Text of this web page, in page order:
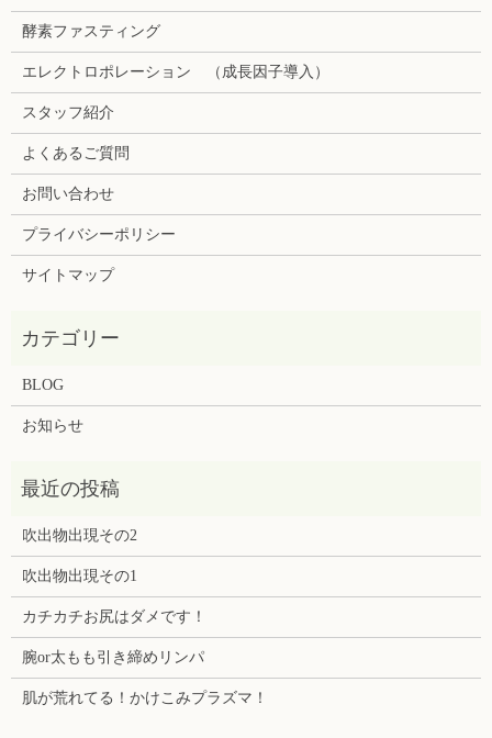
酵素ファスティング
エレクトロポレーション （成長因子導入）
スタッフ紹介
よくあるご質問
お問い合わせ
プライバシーポリシー
サイトマップ
BLOG
お知らせ
吹出物出現その2
吹出物出現その1
カチカチお尻はダメです！
腕or太もも引き締めリンパ
肌が荒れてる！かけこみプラズマ！